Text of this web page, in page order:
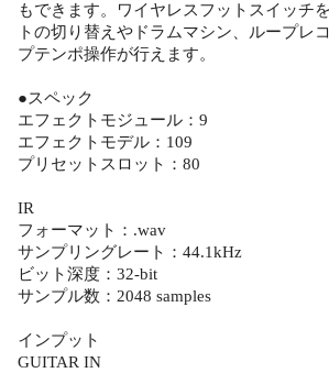
もできます。ワイヤレスフットスイッチ
トの切り替えやドラムマシン、ループレ
プテンポ操作が行えます。
●スペック
エフェクトモジュール：9
エフェクトモデル：109
プリセットスロット：80
IR
フォーマット：.wav
サンプリングレート：44.1kHz
ビット深度：32-bit
サンプル数：2048 samples
インプット
GUITAR IN